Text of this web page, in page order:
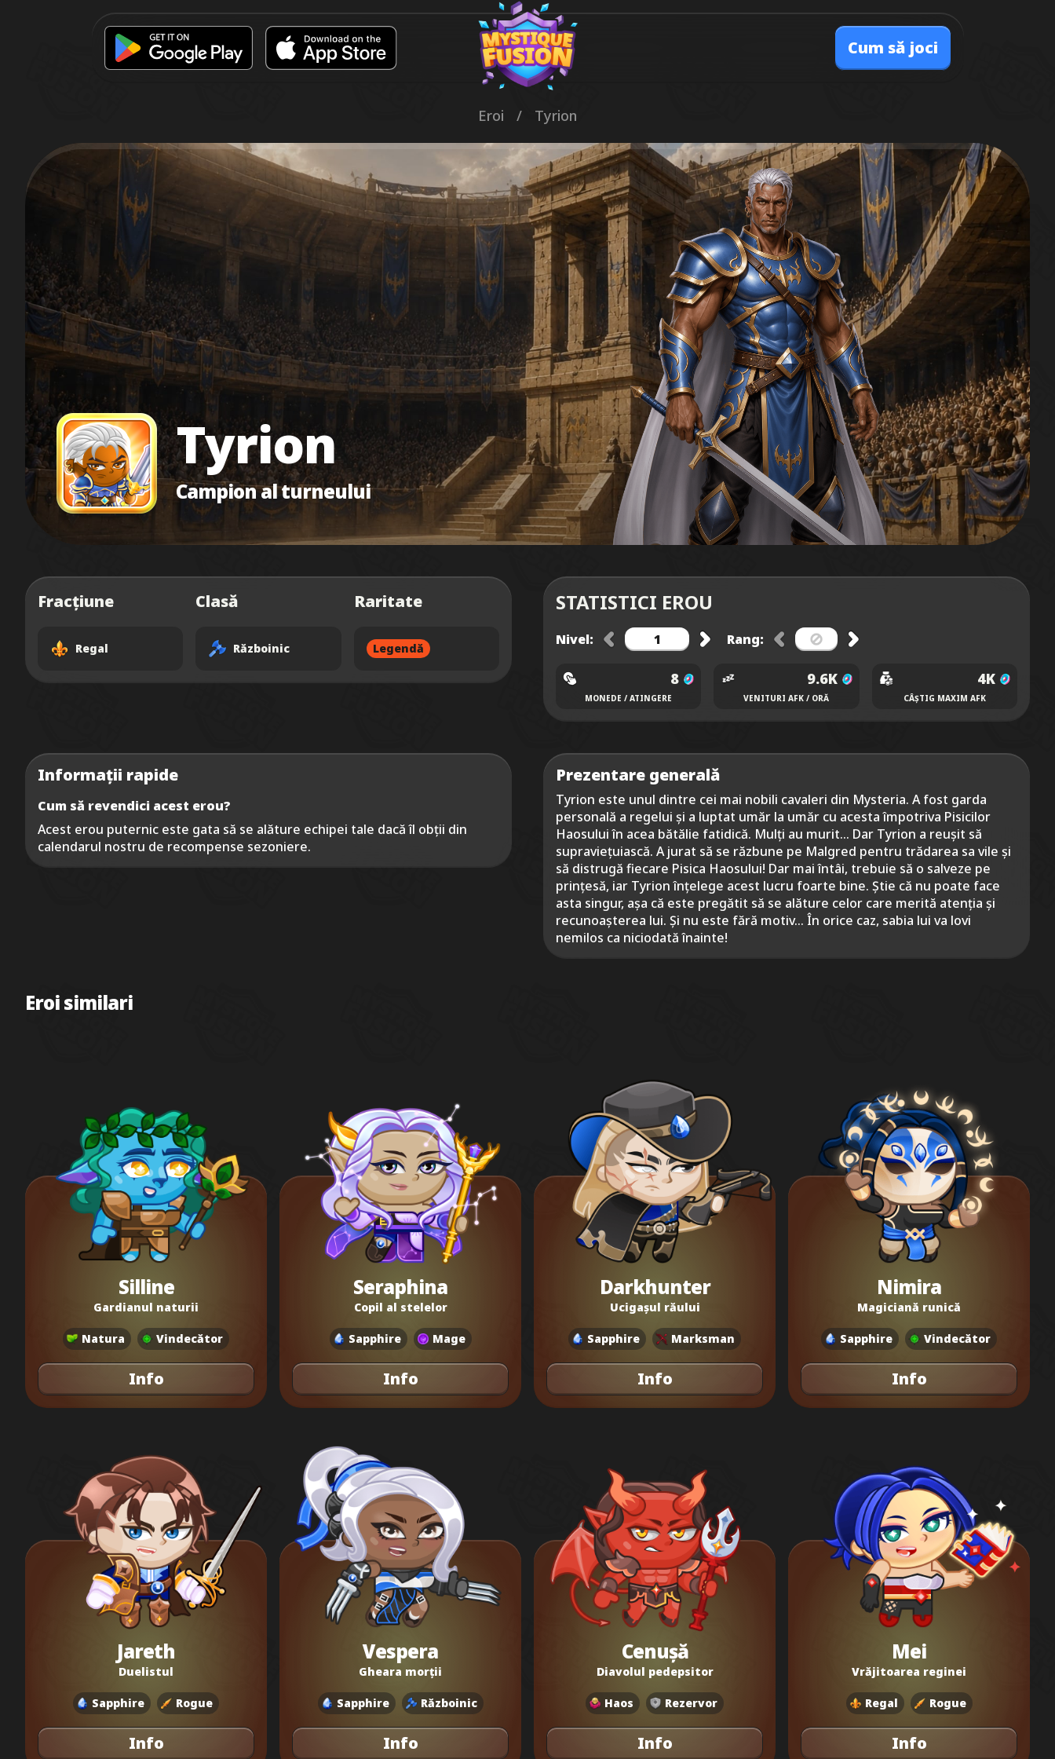
Cum să joci
Eroi / Tyrion
Tyrion
Campion al turneului
Fracțiune
Regal
Clasă
Războinic
Raritate
Legendă
STATISTICI EROU
Nivel: Rang:
8
MONEDE / ATINGERE
9.6K
VENITURI AFK / ORĂ
4K
CÂȘTIG MAXIM AFK
Informații rapide
Cum să revendici acest erou?
Acest erou puternic este gata să se alăture echipei tale dacă îl obții din
calendarul nostru de recompense sezoniere.
Prezentare generală
Tyrion este unul dintre cei mai nobili cavaleri din Mysteria. A fost garda
personală a regelui și a luptat umăr la umăr cu acesta împotriva Pisicilor
Haosului în acea bătălie fatidică. Mulți au murit... Dar Tyrion a reușit să
supraviețuiască. A jurat să se răzbune pe Malgred pentru trădarea sa vile și
să distrugă fiecare Pisica Haosului! Dar mai întâi, trebuie să o salveze pe
prințesă, iar Tyrion înțelege acest lucru foarte bine. Știe că nu poate face
asta singur, așa că este pregătit să se alăture celor care merită atenția și
recunoașterea lui. Și nu este fără motiv... În orice caz, sabia lui va lovi
nemilos ca niciodată înainte!
Eroi similari
Silline
Gardianul naturii
Natura Vindecător
Info
Seraphina
Copil al stelelor
Sapphire Mage
Info
Darkhunter
Ucigașul răului
Sapphire Marksman
Info
Nimira
Magiciană runică
Sapphire Vindecător
Info
Jareth
Duelistul
Sapphire Rogue
Info
Vespera
Gheara morții
Sapphire Războinic
Info
Cenușă
Diavolul pedepsitor
Haos Rezervor
Info
Mei
Vrăjitoarea reginei
Regal Rogue
Info